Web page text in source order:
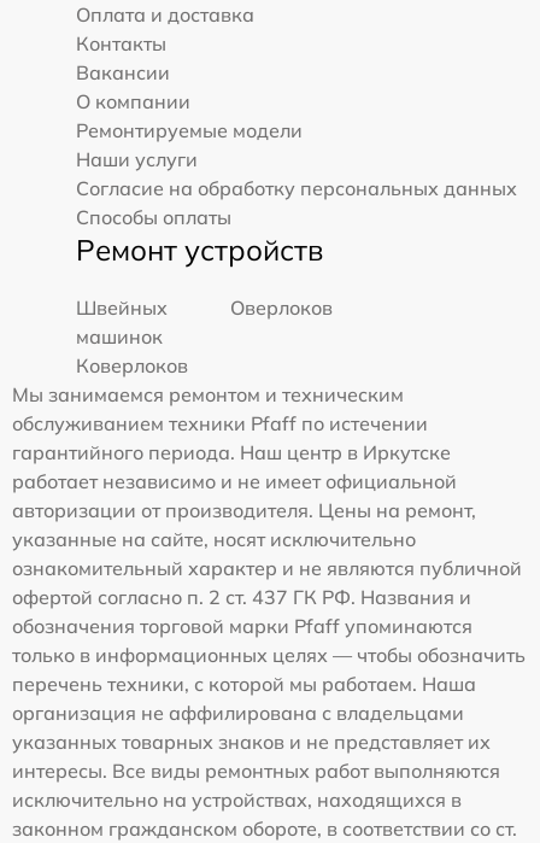
Оплата и доставка
Контакты
Вакансии
О компании
Ремонтируемые модели
Наши услуги
Согласие на обработку персональных данных
Способы оплаты
Ремонт устройств
Швейных
машинок
Оверлоков
Коверлоков
Мы занимаемся ремонтом и техническим
обслуживанием техники Pfaff по истечении
гарантийного периода. Наш центр в Иркутске
работает независимо и не имеет официальной
авторизации от производителя. Цены на ремонт,
указанные на сайте, носят исключительно
ознакомительный характер и не являются публичной
офертой согласно п. 2 ст. 437 ГК РФ. Названия и
обозначения торговой марки Pfaff упоминаются
только в информационных целях — чтобы обозначить
перечень техники, с которой мы работаем. Наша
организация не аффилирована с владельцами
указанных товарных знаков и не представляет их
интересы. Все виды ремонтных работ выполняются
исключительно на устройствах, находящихся в
законном гражданском обороте, в соответствии со ст.